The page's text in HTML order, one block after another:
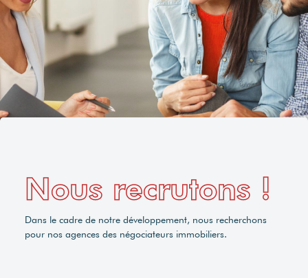
Nous recrutons !
Dans le cadre de notre développement, nous recherchons
pour nos agences des négociateurs immobiliers.